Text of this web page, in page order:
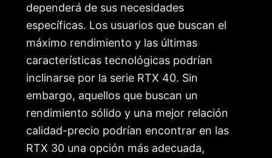
dependerá de sus necesidades
específicas. Los usuarios que buscan el
máximo rendimiento y las últimas
características tecnológicas podrían
inclinarse por la serie RTX 40. Sin
embargo, aquellos que buscan un
rendimiento sólido y una mejor relación
calidad-precio podrían encontrar en las
RTX 30 una opción más adecuada,